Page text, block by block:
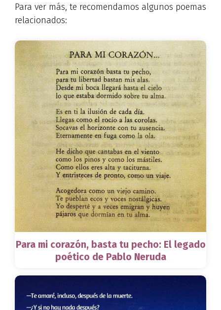
Para ver más, te recomendamos algunos poemas
relacionados:
Para mi corazón, basta tu pecho: El legado
poético de Pablo Neruda